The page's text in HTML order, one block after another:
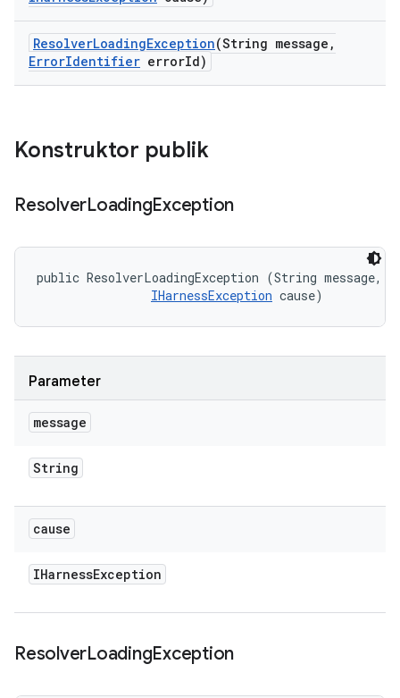
ResolverLoadingException(String message ,
ErrorIdentifier errorId)
Konstruktor publik
ResolverLoadingException
public ResolverLoadingException (String message,
IHarnessException cause)
Parameter
message
String
cause
IHarnessException
ResolverLoadingException